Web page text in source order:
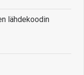
lähdekoodin